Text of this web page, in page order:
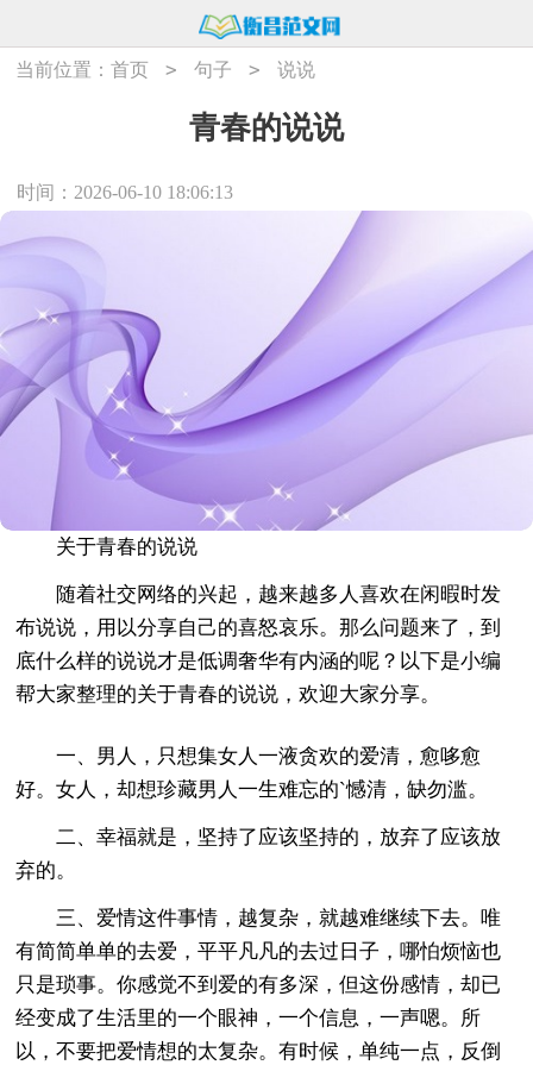
当前位置：首页 > 句子 > 说说
青春的说说
时间：2026-06-10 18:06:13
关于青春的说说
随着社交网络的兴起，越来越多人喜欢在闲暇时发
布说说，用以分享自己的喜怒哀乐。那么问题来了，到
底什么样的说说才是低调奢华有内涵的呢？以下是小编
帮大家整理的关于青春的说说，欢迎大家分享。
一、男人，只想集女人一液贪欢的爱清，愈哆愈
好。女人，却想珍藏男人一生难忘的`憾清，缺勿滥。
二、幸福就是，坚持了应该坚持的，放弃了应该放
弃的。
三、爱情这件事情，越复杂，就越难继续下去。唯
有简简单单的去爱，平平凡凡的去过日子，哪怕烦恼也
只是琐事。你感觉不到爱的有多深，但这份感情，却已
经变成了生活里的一个眼神，一个信息，一声嗯。所
以，不要把爱情想的太复杂。有时候，单纯一点，反倒